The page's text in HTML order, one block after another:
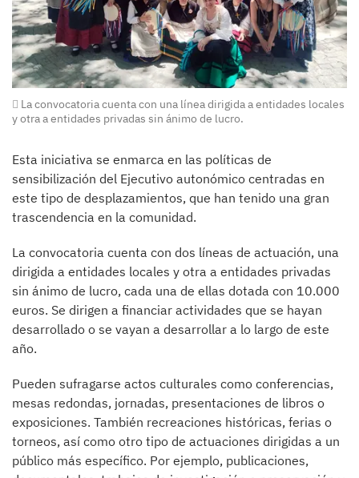
La convocatoria cuenta con una línea dirigida a entidades locales
y otra a entidades privadas sin ánimo de lucro.
Esta iniciativa se enmarca en las políticas de
sensibilización del Ejecutivo autonómico centradas en
este tipo de desplazamientos, que han tenido una gran
trascendencia en la comunidad.
La convocatoria cuenta con dos líneas de actuación, una
dirigida a entidades locales y otra a entidades privadas
sin ánimo de lucro, cada una de ellas dotada con 10.000
euros. Se dirigen a financiar actividades que se hayan
desarrollado o se vayan a desarrollar a lo largo de este
año.
Pueden sufragarse actos culturales como conferencias,
mesas redondas, jornadas, presentaciones de libros o
exposiciones. También recreaciones históricas, ferias o
torneos, así como otro tipo de actuaciones dirigidas a un
público más específico. Por ejemplo, publicaciones,